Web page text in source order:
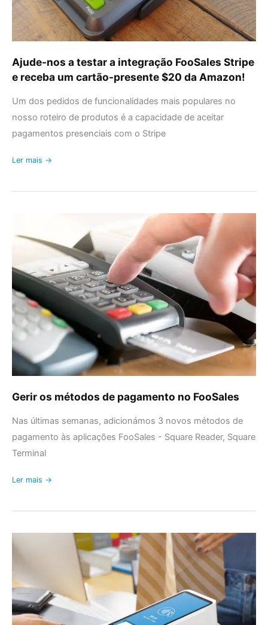
Ajude-nos a testar a integração FooSales Stripe
e receba um cartão-presente $20 da Amazon!
Um dos pedidos de funcionalidades mais populares no
nosso roteiro de produtos é a capacidade de aceitar
pagamentos presenciais com o Stripe
receba
cartão-
$20
da
Ler mais →
Gerir os métodos de pagamento no FooSales
Nas últimas semanas, adicionámos 3 novos métodos de
pagamento às aplicações FooSales - Square Reader, Square
Terminal
os
métodos
pagamento
no
FooSales
Ler mais →
Aceitar
cartão
utilizando
o
terminal